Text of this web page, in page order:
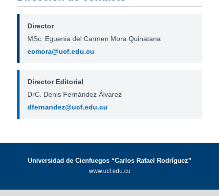
Director
MSc. Eguenia del Carmen Mora Quinatana
ecmora@ucf.edu.cu
Director Editorial
DrC. Denis Fernández Álvarez
dfernandez@ucf.edu.cu
Universidad de Cienfuegos “Carlos Rafael Rodríguez”
www.ucf.edu.cu